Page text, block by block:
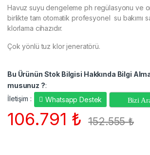
Havuz suyu dengeleme ph regülasyonu ve
birlikte tam otomatik profesyonel su bakımı
klorlama cihazıdır.
Çok yönlü tuz klor jeneratörü.
Bu Ürünün Stok Bilgisi Hakkında Bilgi
musunuz ?:
İletişim :
Whatsapp Destek Bizi
106.791 ₺ 152.555₺